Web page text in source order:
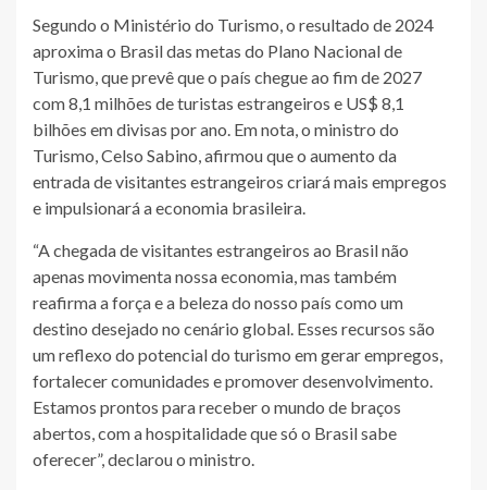
Segundo o Ministério do Turismo, o resultado de 2024
aproxima o Brasil das metas do Plano Nacional de
Turismo, que prevê que o país chegue ao fim de 2027
com 8,1 milhões de turistas estrangeiros e US$ 8,1
bilhões em divisas por ano. Em nota, o ministro do
Turismo, Celso Sabino, afirmou que o aumento da
entrada de visitantes estrangeiros criará mais empregos
e impulsionará a economia brasileira.
“A chegada de visitantes estrangeiros ao Brasil não
apenas movimenta nossa economia, mas também
reafirma a força e a beleza do nosso país como um
destino desejado no cenário global. Esses recursos são
um reflexo do potencial do turismo em gerar empregos,
fortalecer comunidades e promover desenvolvimento.
Estamos prontos para receber o mundo de braços
abertos, com a hospitalidade que só o Brasil sabe
oferecer”, declarou o ministro.